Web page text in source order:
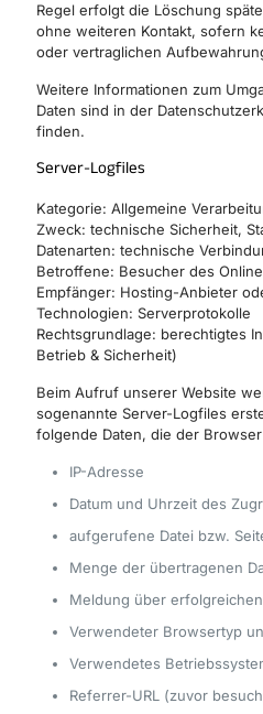
Regel erfolgt die Löschung
ohne weiteren Kontakt, sofern
oder vertraglichen
Weitere Informationen zum
Daten sind in der
finden.
Server-Logfiles
Kategorie: Allgemeine
Zweck: technische Sicherheit,
Datenarten: technische
Betroffene: Besucher des
Empfänger: Hosting-Anbieter
Technologien: Serverprotokolle
Rechtsgrundlage: berechtigtes
Betrieb & Sicherheit)
Beim Aufruf unserer Website
sogenannte Server-Logfiles
folgende Daten, die der
IP-Adresse
Datum und Uhrzeit des
aufgerufene Datei bzw.
Menge der übertragenen
Meldung über
Verwendeter Browsertyp
Verwendetes
Referrer-URL (zuvor